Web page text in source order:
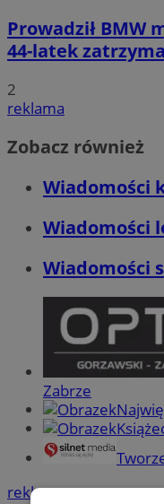
Prowadził BMW
44-latek
2
reklama
Zobacz również
Wiadomości
Wiadomości
Wiadomości
Zabrze
reklama